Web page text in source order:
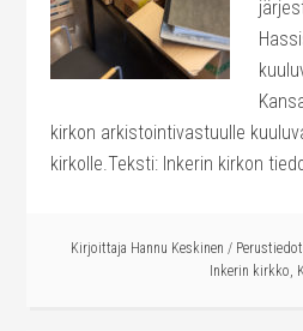
kirkon arkistointivastuulle
kirkolle.Teksti: Inkerin kirkon
Kirjoittaja Hannu Keskinen / Perustiedot
Inkerin kirkko,